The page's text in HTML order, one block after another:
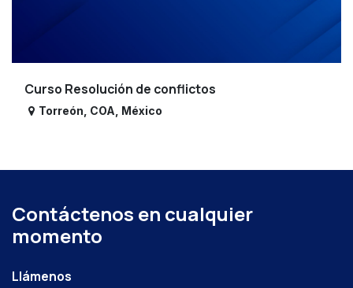
Curso Resolución de conflictos
Torreón COA México
Contáctenos en cualquier
momento
Llámenos